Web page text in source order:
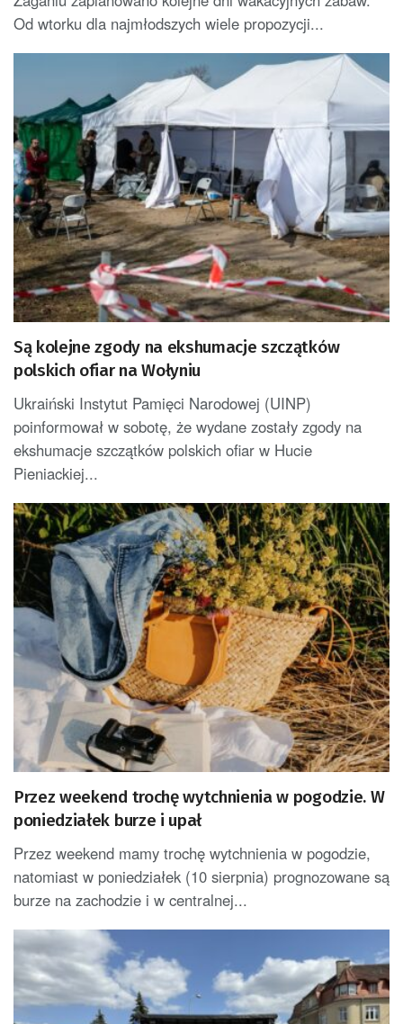
Od wtorku dla najmłodszych wiele propozycji...
Są kolejne zgody na ekshumacje szczątków
polskich ofiar na Wołyniu
Ukraiński Instytut Pamięci Narodowej (UINP)
poinformował w sobotę, że wydane zostały zgody na
ekshumacje szczątków polskich ofiar w Hucie
Pieniackiej...
Przez weekend trochę wytchnienia w pogodzie. W
poniedziałek burze i upał
Przez weekend mamy trochę wytchnienia w pogodzie,
natomiast w poniedziałek (10 sierpnia) prognozowane są
burze na zachodzie i w centralnej...